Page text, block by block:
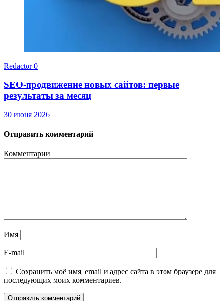
Redactor0
SEO-продвижение новых сайтов: первые
результаты за месяц
30 июня 2026
Отправить комментарий
Комментарии
Имя
E-mail
Сохранить моё имя, email и адрес сайта в этом браузере для
последующих моих комментариев.